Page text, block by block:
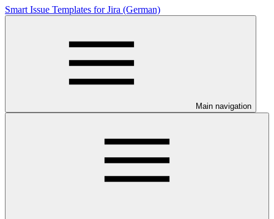
Smart Issue Templates for Jira (German)
Main navigation